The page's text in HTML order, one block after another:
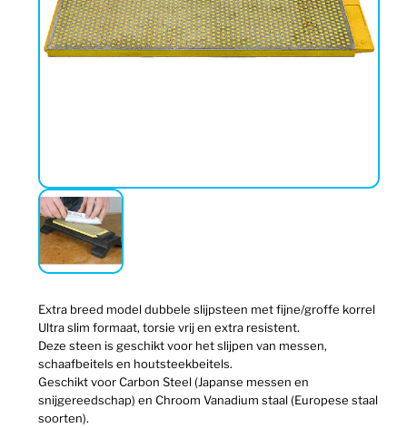
Extra breed model dubbele slijpsteen met fijne/groffe korrel
Ultra slim formaat, torsie vrij en extra resistent.
Deze steen is geschikt voor het slijpen van messen,
schaafbeitels en houtsteekbeitels.
Geschikt voor Carbon Steel (Japanse messen en
snijgereedschap) en Chroom Vanadium staal (Europese staal
soorten).